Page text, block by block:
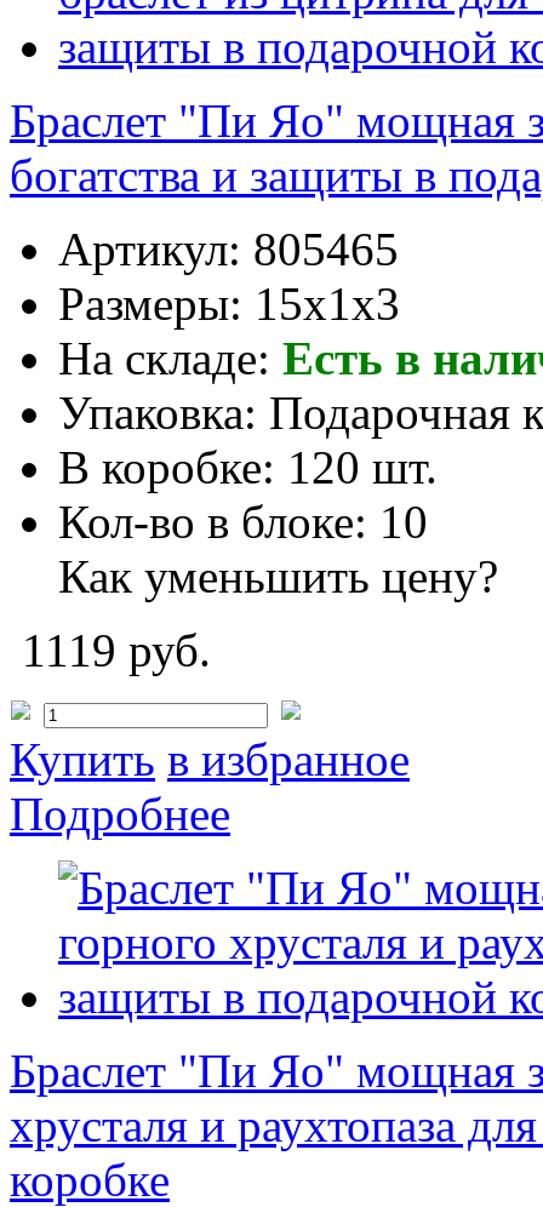
Браслет "Пи Яо" мощная
богатства и защиты в
Артикул: 805465
Размеры: 15x1x3
На складе: Есть в
Упаковка: Подарочная
В коробке: 120 шт.
Кол-во в блоке: 10
Как уменьшить цену?
1119 руб.
Купить в избранное
Подробнее
Браслет "Пи Яо" мощная
хрусталя и раухтопаза
коробке